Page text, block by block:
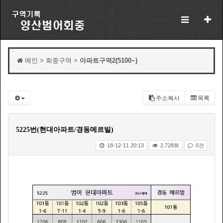
메인 > 회중구역 > 아파트구역2(5100~)
주소복사 목록
5225번(현대아파트/경동메르빌)
18-12-11 20:13 2,728회 0건